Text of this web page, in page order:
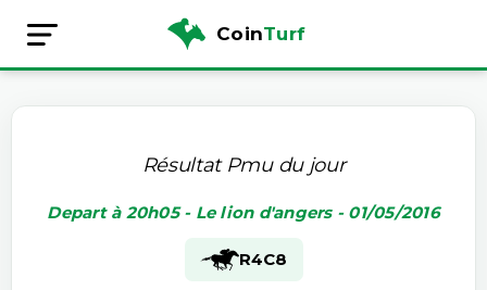
CoinTurf
Résultat Pmu du jour
Depart à 20h05 - Le lion d'angers - 01/05/2016
R4C8